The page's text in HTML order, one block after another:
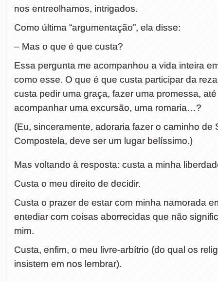
nos entreolhamos, intrigados.
Como última “argumentação”, ela disse:
– Mas o que é que custa?
Essa pergunta me acompanhou a vida inteira
como esse. O que é que custa participar da
custa pedir uma graça, fazer uma promessa,
acompanhar uma excursão, uma romaria…?
(Eu, sinceramente, adoraria fazer o caminho de
Compostela, deve ser um lugar belíssimo.)
Mas voltando à resposta: custa a minha
Custa o meu direito de decidir.
Custa o prazer de estar com minha namorada
entediar com coisas aborrecidas que não
mim.
Custa, enfim, o meu livre-arbítrio (do qual os
insistem em nos lembrar).